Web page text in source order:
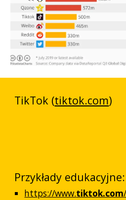
TikTok (tiktok.com)
Przykłady edukacyjne:
https://www.tiktok.com